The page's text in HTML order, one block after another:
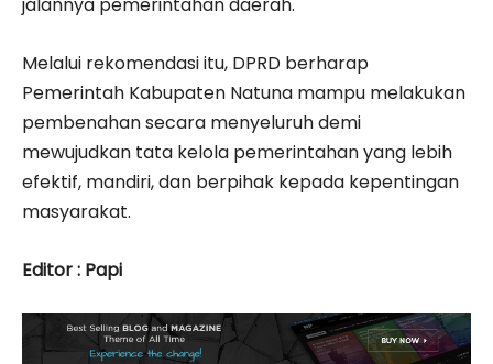
Melalui rekomendasi itu, DPRD berharap
Pemerintah Kabupaten Natuna mampu melakukan
pembenahan secara menyeluruh demi
mewujudkan tata kelola pemerintahan yang lebih
efektif, mandiri, dan berpihak kepada kepentingan
masyarakat.
Editor : Papi